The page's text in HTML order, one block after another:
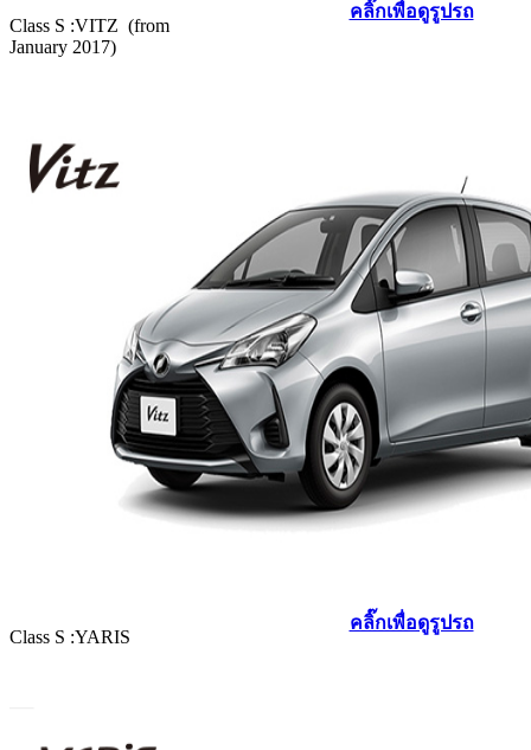
Class S :VITZ (from
January 2017)
คลิ๊กเพื่อดูรูปรถ
Class S :YARIS
คลิ๊กเพื่อดูรูปรถ